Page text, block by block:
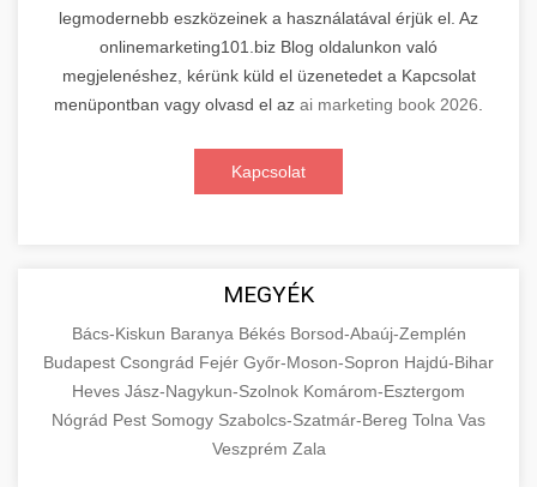
legmodernebb eszközeinek a használatával érjük el. Az
onlinemarketing101.biz Blog oldalunkon való
megjelenéshez, kérünk küld el üzenetedet a Kapcsolat
menüpontban vagy olvasd el az ai marketing book 2026
Kapcsolat
MEGYÉK
Bács-Kiskun Baranya Békés Borsod-Abaúj-Zemplén
Budapest Csongrád Fejér Győr-Moson-Sopron Hajdú-Bihar
Heves Jász-Nagykun-Szolnok Komárom-Esztergom
Nógrád Pest Somogy Szabolcs-Szatmár-Bereg Tolna Vas
Veszprém Zala